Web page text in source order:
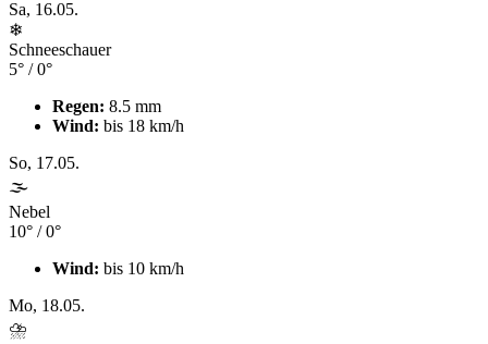
Sa, 16.05.
❄
Schneeschauer
5° / 0°
Regen: 8.5 mm
Wind: bis 18 km/h
So, 17.05.
🌫
Nebel
10° / 0°
Wind: bis 10 km/h
Mo, 18.05.
⛈